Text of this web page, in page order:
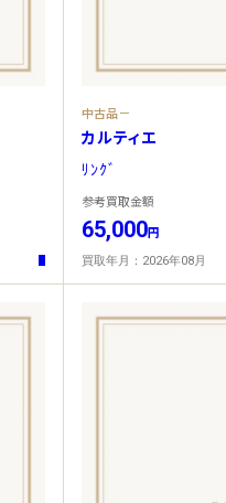
中古品－
カルティエ
ﾘﾝｸﾞ
参考買取金額
65,000円
買取年月：2026年08月